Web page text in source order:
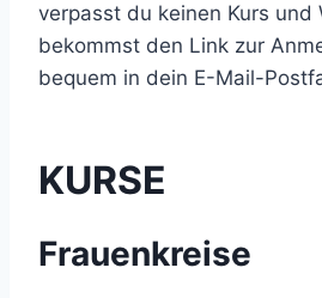
verpasst du keinen Kurs und
bekommst den Link zur
bequem in dein E-Mail-
KURSE
Frauenkreise